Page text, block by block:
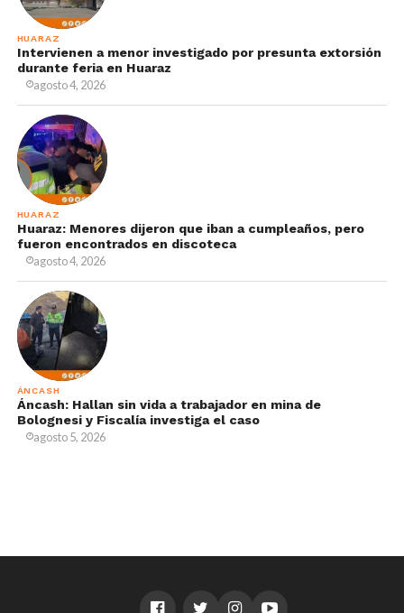
HUARAZ
Intervienen a menor investigado por presunta extorsión
durante feria en Huaraz
agosto 4, 2026
HUARAZ
Huaraz: Menores dijeron que iban a cumpleaños, pero
fueron encontrados en discoteca
agosto 4, 2026
ÁNCASH
Áncash: Hallan sin vida a trabajador en mina de
Bolognesi y Fiscalía investiga el caso
agosto 5, 2026